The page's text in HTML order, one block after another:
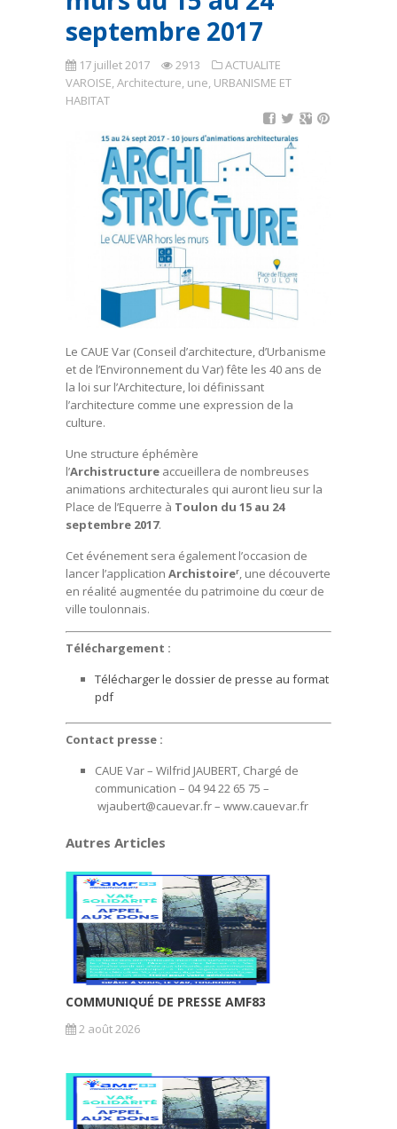
septembre 2017
17 juillet 2017 2913
ACTUALITE
VAROISE,Architecture, une, URBANISME ET
HABITAT
Le CAUE Var (Conseil d’architecture, d’Urbanisme
et de l’Environnement du Var) fête les 40 ans de
la loi sur l’Architecture, loi définissant
l’architecture comme une expression de la
culture.
Une structure éphémère
l’Archistructure accueillera de nombreuses
animations architecturales qui auront lieu sur la
Place de l’Equerre à Toulon du 15 au 24
septembre 2017.
Cet événement sera également l’occasion de
lancer l’application Archistoirer, une découverte
en réalité augmentée du patrimoine du cœur de
ville toulonnais.
Téléchargement :
Télécharger le dossier de presse au format
pdf
Contact presse :
CAUE Var – Wilfrid JAUBERT, Chargé de
communication – 04 94 22 65 75 –
wjaubert@cauevar.fr – www.cauevar.fr
Autres Articles
COMMUNIQUÉ DE PRESSE AMF83
2 août 2026